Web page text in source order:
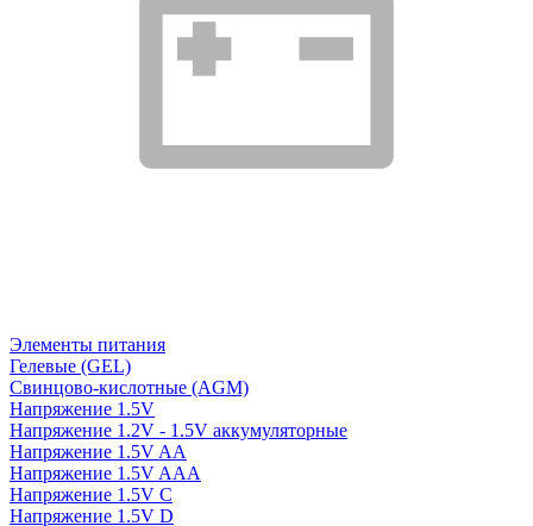
Элементы питания
Гелевые (GEL)
Свинцово-кислотные (AGM)
Напряжение 1.5V
Напряжение 1.2V - 1.5V аккумуляторные
Напряжение 1.5V AA
Напряжение 1.5V AAA
Напряжение 1.5V C
Напряжение 1.5V D